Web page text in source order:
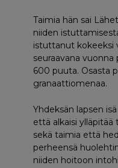
Taimia hän sai
niiden
istuttanut kokeeksi
seuraavana vuonna
600 puuta. Osasta
granaattiomenaa.
Yhdeksän lapsen
että alkaisi ylläpitää
sekä taimia että
perheensä
niiden hoitoon